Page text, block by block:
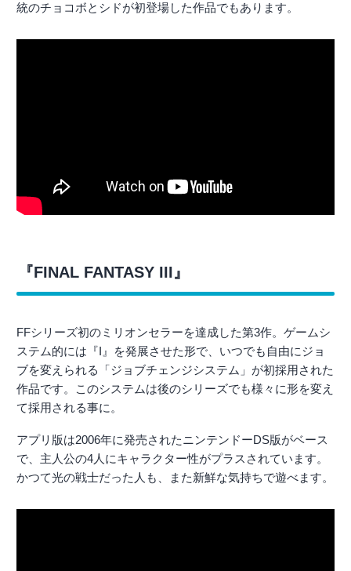
統のチョコボとシドが初登場した作品でもあります。
『FINAL FANTASY III』
FFシリーズ初のミリオンセラーを達成した第3作。ゲームシ
ステム的には『I』を発展させた形で、いつでも自由にジョ
ブを変えられる「ジョブチェンジシステム」が初採用された
作品です。このシステムは後のシリーズでも様々に形を変え
て採用される事に。
アプリ版は2006年に発売されたニンテンドーDS版がベース
で、主人公の4人にキャラクター性がプラスされています。
かつて光の戦士だった人も、また新鮮な気持ちで遊べます。